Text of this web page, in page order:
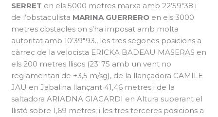
SERRET en els 5000 metres marxa amb 22’59″38 i
de l’obstaculista MARINA GUERRERO en els 3000
metres obstacles on s’ha imposat amb molta
autoritat amb 10’39″93., les tres segones posicions a
càrrec de la velocista ERICKA BADEAU MASERAS en
els 200 metres llisos (23″75 amb un vent no
reglamentari de +3,5 m/sg), de la llançadora CAMILE
JAU en Jabalina llançant 41,46 metres i de la
saltadora ARIADNA GIACARDI en Altura superant el
llistó sobre 1,69 metres; i les tres terceres posicions a